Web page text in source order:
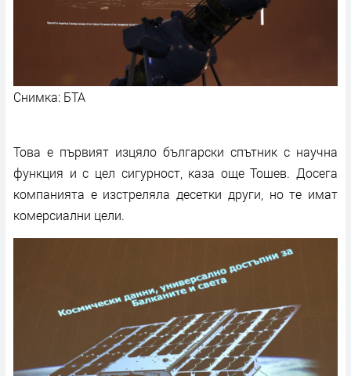
Снимка: БТА
Това е първият изцяло български спътник с научна
функция и с цел сигурност, каза още Тошев. Досега
компанията е изстреляла десетки други, но те имат
комерсиални цели.